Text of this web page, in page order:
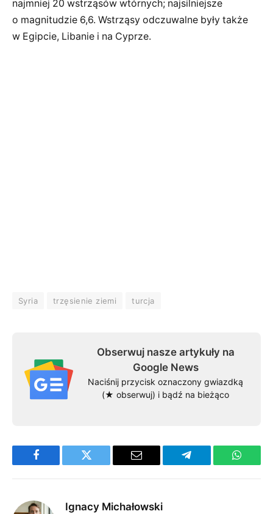
najmniej 20 wstrząsów wtórnych; najsilniejsze
o magnitudzie 6,6. Wstrząsy odczuwalne były także
w Egipcie, Libanie i na Cyprze.
Syria trzęsienie ziemi turcja
Obserwuj nasze artykuły na
Google News
Naciśnij przycisk oznaczony gwiazdką
(★ obserwuj) i bądź na bieżąco
Facebook Twitter Email Telegram
Ignacy Michałowski